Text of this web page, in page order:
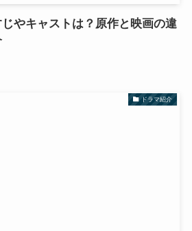
じやキャストは？原作と映画の違
ドラマ紹介